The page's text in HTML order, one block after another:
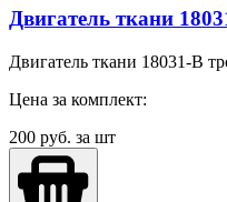
Двигатель ткани
Двигатель ткани 18031-B
Цена за комплект:
200 руб. за шт